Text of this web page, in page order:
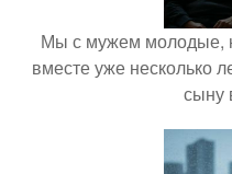
Мы с мужем молодые,
вместе уже несколько
сыну